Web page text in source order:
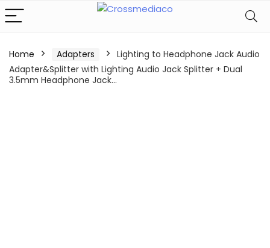
Home Adapters
Lighting to Headphone Jack Audio
Adapter&Splitter with Lighting Audio Jack Splitter + Dual
3.5mm Headphone Jack…